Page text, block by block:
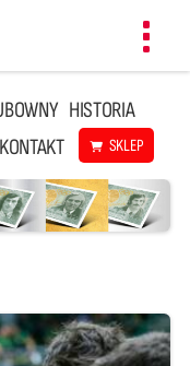
HISTORIA
KONTAKT SKLEP